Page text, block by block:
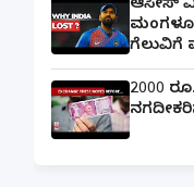
ಆಸೀಸ್
2000